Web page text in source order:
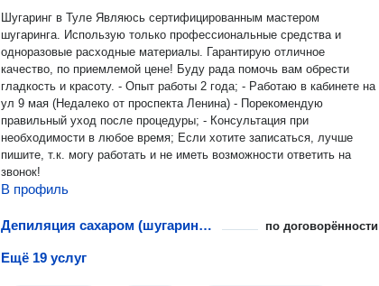
Шугаринг в Туле Являюсь сертифицированным мастером
шугаринга. Использую только профессиональные средства и
одноразовые расходные материалы. Гарантирую отличное
качество, по приемлемой цене! Буду рада помочь вам обрести
гладкость и красоту. - Опыт работы 2 года; - Работаю в кабинете на
ул 9 мая (Недалеко от проспекта Ленина) - Порекомендую
правильный уход после процедуры; - Консультация при
необходимости в любое время; Если хотите записаться, лучше
пишите, т.к. могу работать и не иметь возможности ответить на
звонок!
В профиль
Депиляция сахаром (шугаринг): классическое бикини по договорённости
Ещё 19 услуг